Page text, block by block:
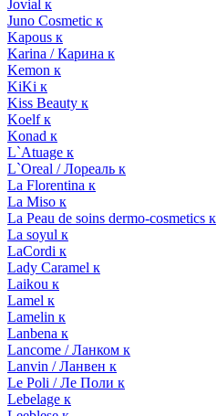
Jovial к
Juno Cosmetic к
Kapous к
Karina / Карина к
Kemon к
KiKi к
Kiss Beauty к
Koelf к
Konad к
L`Atuage к
L`Oreal / Лореаль к
La Florentina к
La Miso к
La Peau de soins dermo-cosmetics к
La soyul к
LaCordi к
Lady Caramel к
Laikou к
Lamel к
Lamelin к
Lanbena к
Lancome / Ланком к
Lanvin / Ланвен к
Le Poli / Ле Поли к
Lebelage к